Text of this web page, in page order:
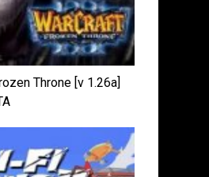
Throne [v 1.26a]